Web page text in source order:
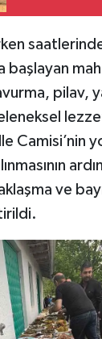
başlayan
pilav,
Camisi’nin
ve